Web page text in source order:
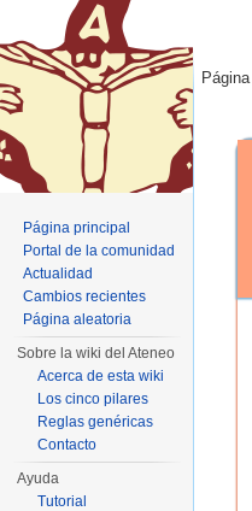
Página
Página principal
Portal de la comunidad
Actualidad
Cambios recientes
Página aleatoria
Sobre la wiki del Ateneo
Acerca de esta wiki
Los cinco pilares
Reglas genéricas
Contacto
Ayuda
Tutorial